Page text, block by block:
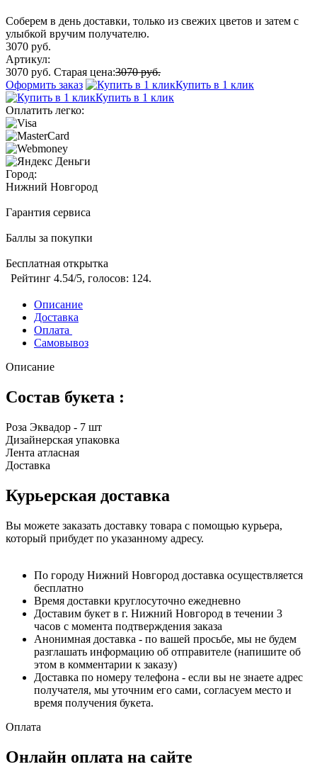
Соберем в день доставки, только из свежих цветов и затем с
улыбкой вручим получателю.
3070 руб.
Артикул:
3070 руб. Старая цена:3070 руб.
Оформить заказ
Купить в 1 клик
Купить в 1 клик
Оплатить легко:
Город:
Нижний Новгород
Гарантия сервиса
Баллы за покупки
Бесплатная открытка
Рейтинг 4.54/5, голосов: 124.
Описание
Доставка
Оплата
Самовывоз
Описание
Состав букета :
Роза Эквадор - 7 шт
Дизайнерская упаковка
Лента атласная
Доставка
Курьерская доставка
Вы можете заказать доставку товара с помощью курьера,
который прибудет по указанному адресу.
По городу Нижний Новгород доставка осуществляется
бесплатно
Время доставки круглосуточно ежедневно
Доставим букет в г. Нижний Новгород в течении 3
часов с момента подтверждения заказа
Анонимная доставка - по вашей просьбе, мы не будем
разглашать информацию об отправителе (напишите об
этом в комментарии к заказу)
Доставка по номеру телефона - если вы не знаете адрес
получателя, мы уточним его сами, согласуем место и
время получения букета.
Оплата
Онлайн оплата на сайте